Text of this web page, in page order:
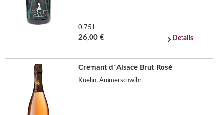
0,75 l
26,00 € Details
Cremant d´Alsace Brut Rosé
Kuehn, Ammerschwihr